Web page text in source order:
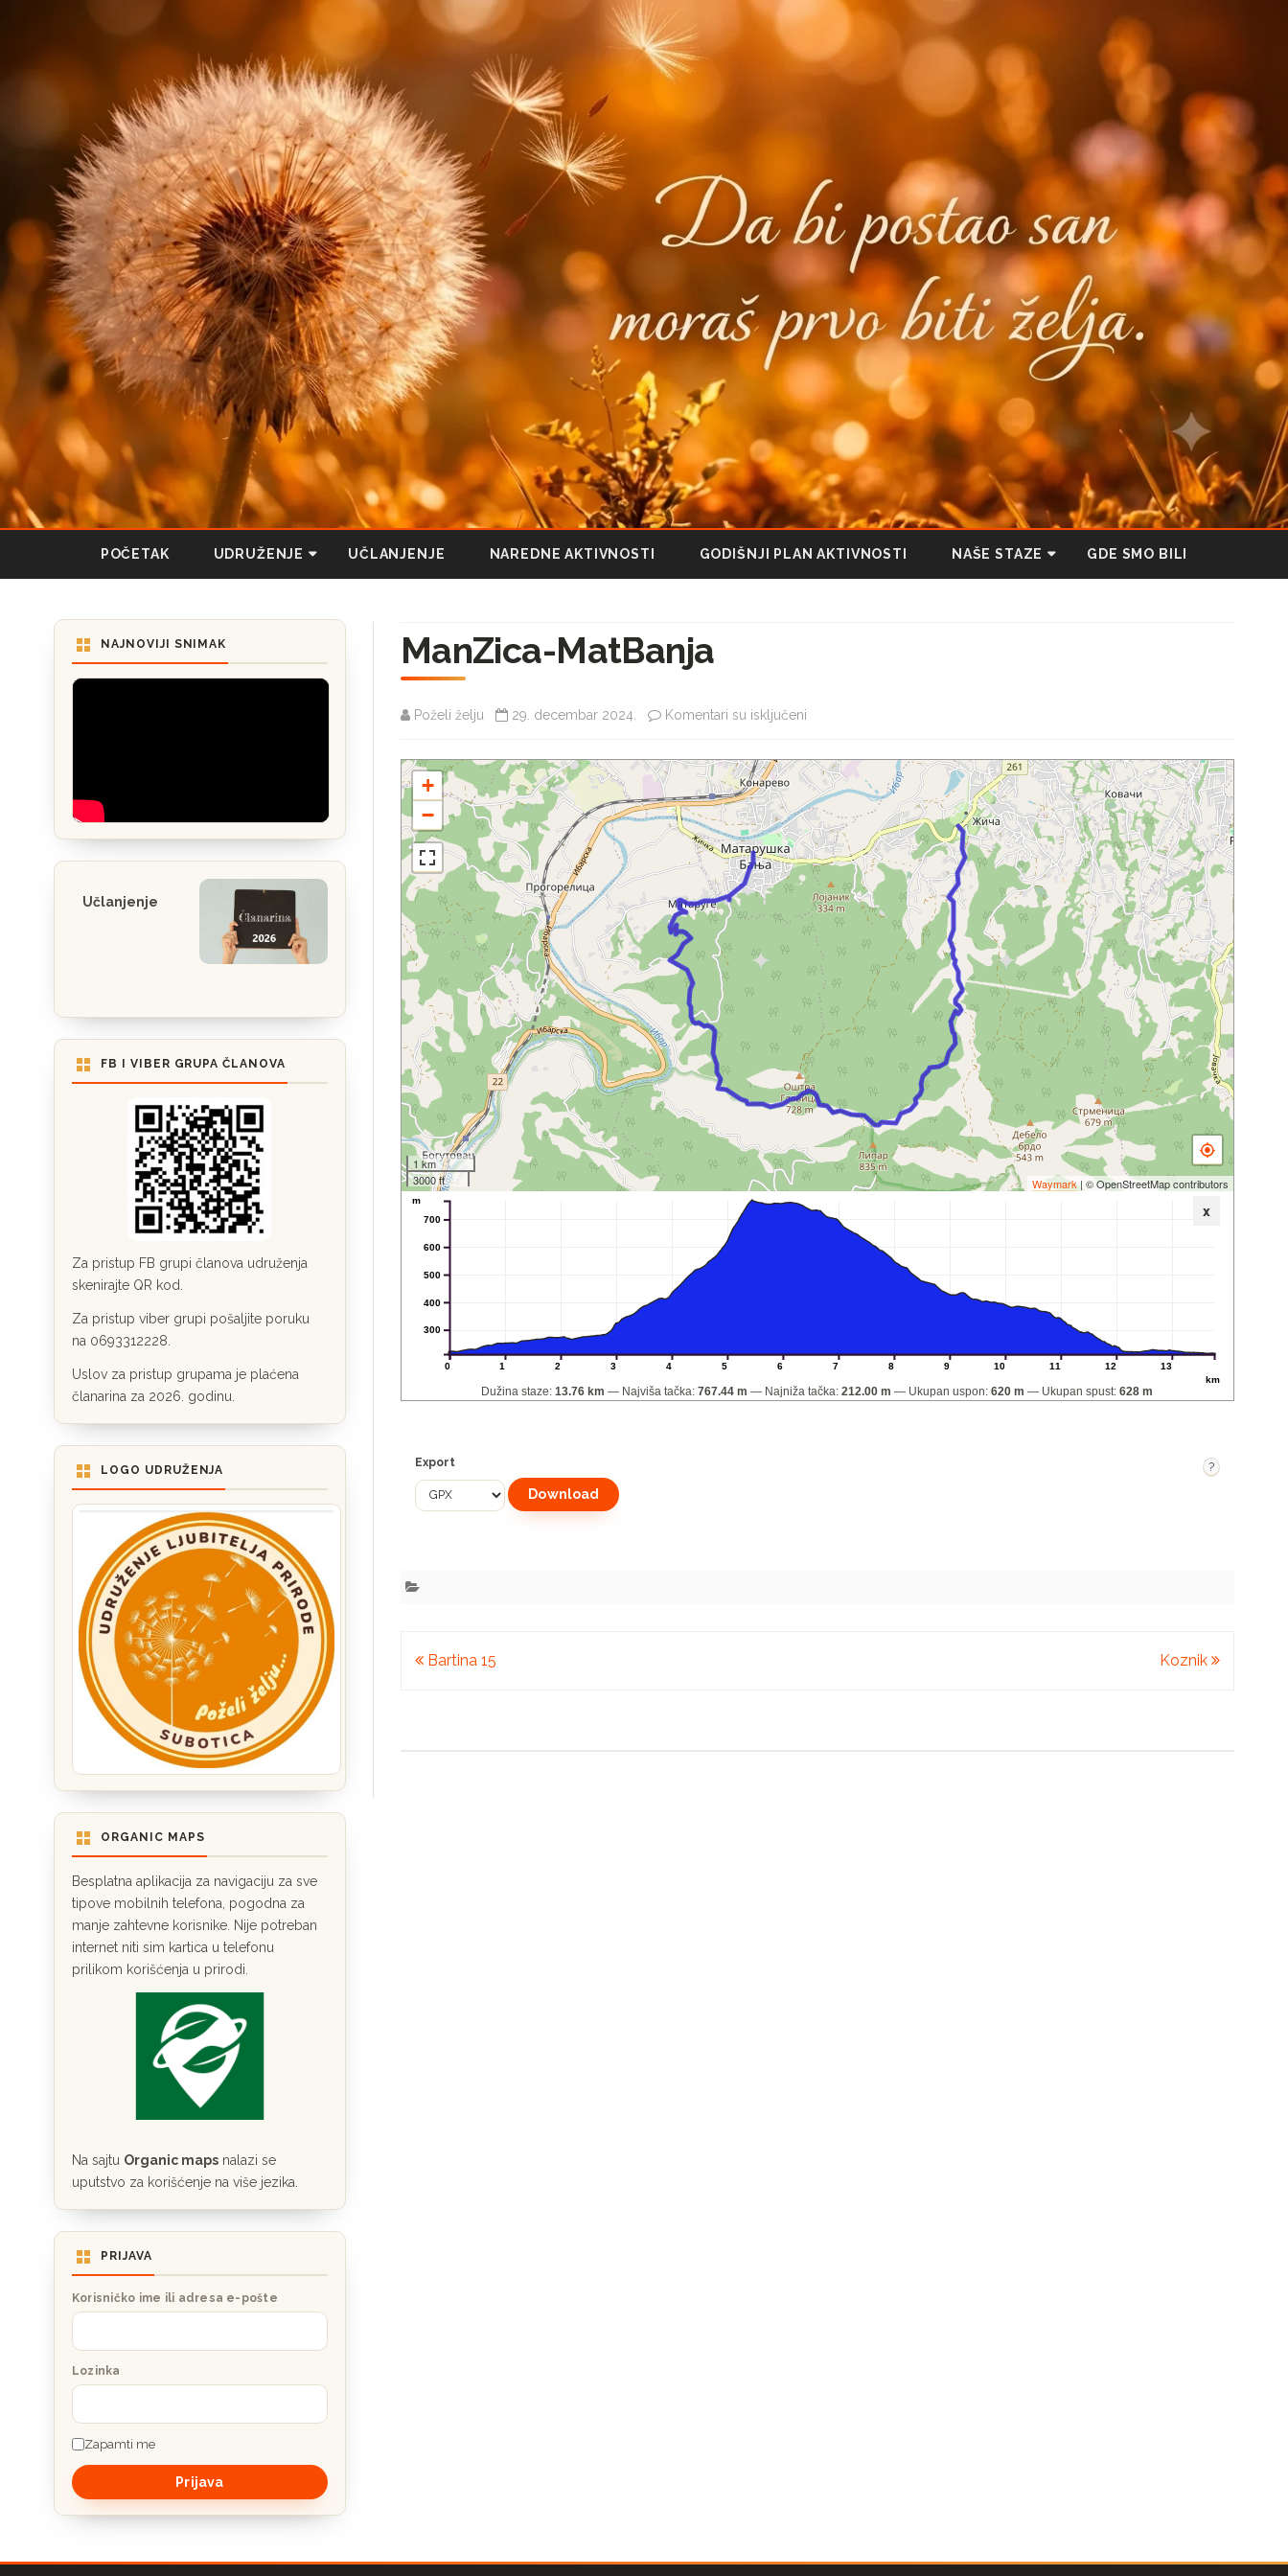
POČETAK UDRUŽENJE
STATUT UDRUŽENJA
UČLANJENJE NAREDNE AKTIVNOSTI GODIŠNJI PLAN AKTIVNOSTI NAŠE STAZE
HRASTOPARK
BUNJEVAČKI PUT KRIŽA
ZELENA STAZA TAVANKUTA
GDE SMO BILI
ManZica-MatBanja
Poželi želju 29. decembar 2024. Komentari su isključenina
MatBanja
+
−
1 km
3000 ft
Waymark | © OpenStreetMap contributors
x
0 1 2 3 4 5 6 7 8 9 10 11 12 13
km
300
400
500
600
700
m
Dužina staze:13.76 km Najviša tačka:767.44 m Najniža tačka:212.00 m Ukupan uspon:620 m Ukupan spust:628 m
?
Export
Kretanje
Bartina 15 Koznik
NAJNOVIJI SNIMAK
Učlanjenje
FB I VIBER GRUPA ČLANOVA
Za pristup FB grupi članova udruženja
skenirajte QR kod.
Za pristup viber grupi pošaljite poruku
na 0693312228.
Uslov za pristup grupama je plaćena
članarina za 2026. godinu.
LOGO UDRUŽENJA
ORGANIC MAPS
Besplatna aplikacija za navigaciju za sve
tipove mobilnih telefona, pogodna za
manje zahtevne korisnike. Nije potreban
internet niti sim kartica u telefonu
prilikom korišćenja u prirodi.
Na sajtu Organic maps nalazi se
uputstvo za korišćenje na više jezika.
PRIJAVA
Korisničko ime ili adresa e-pošte
Lozinka
Zapamti me